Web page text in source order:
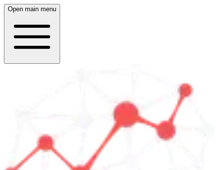
Open main menu